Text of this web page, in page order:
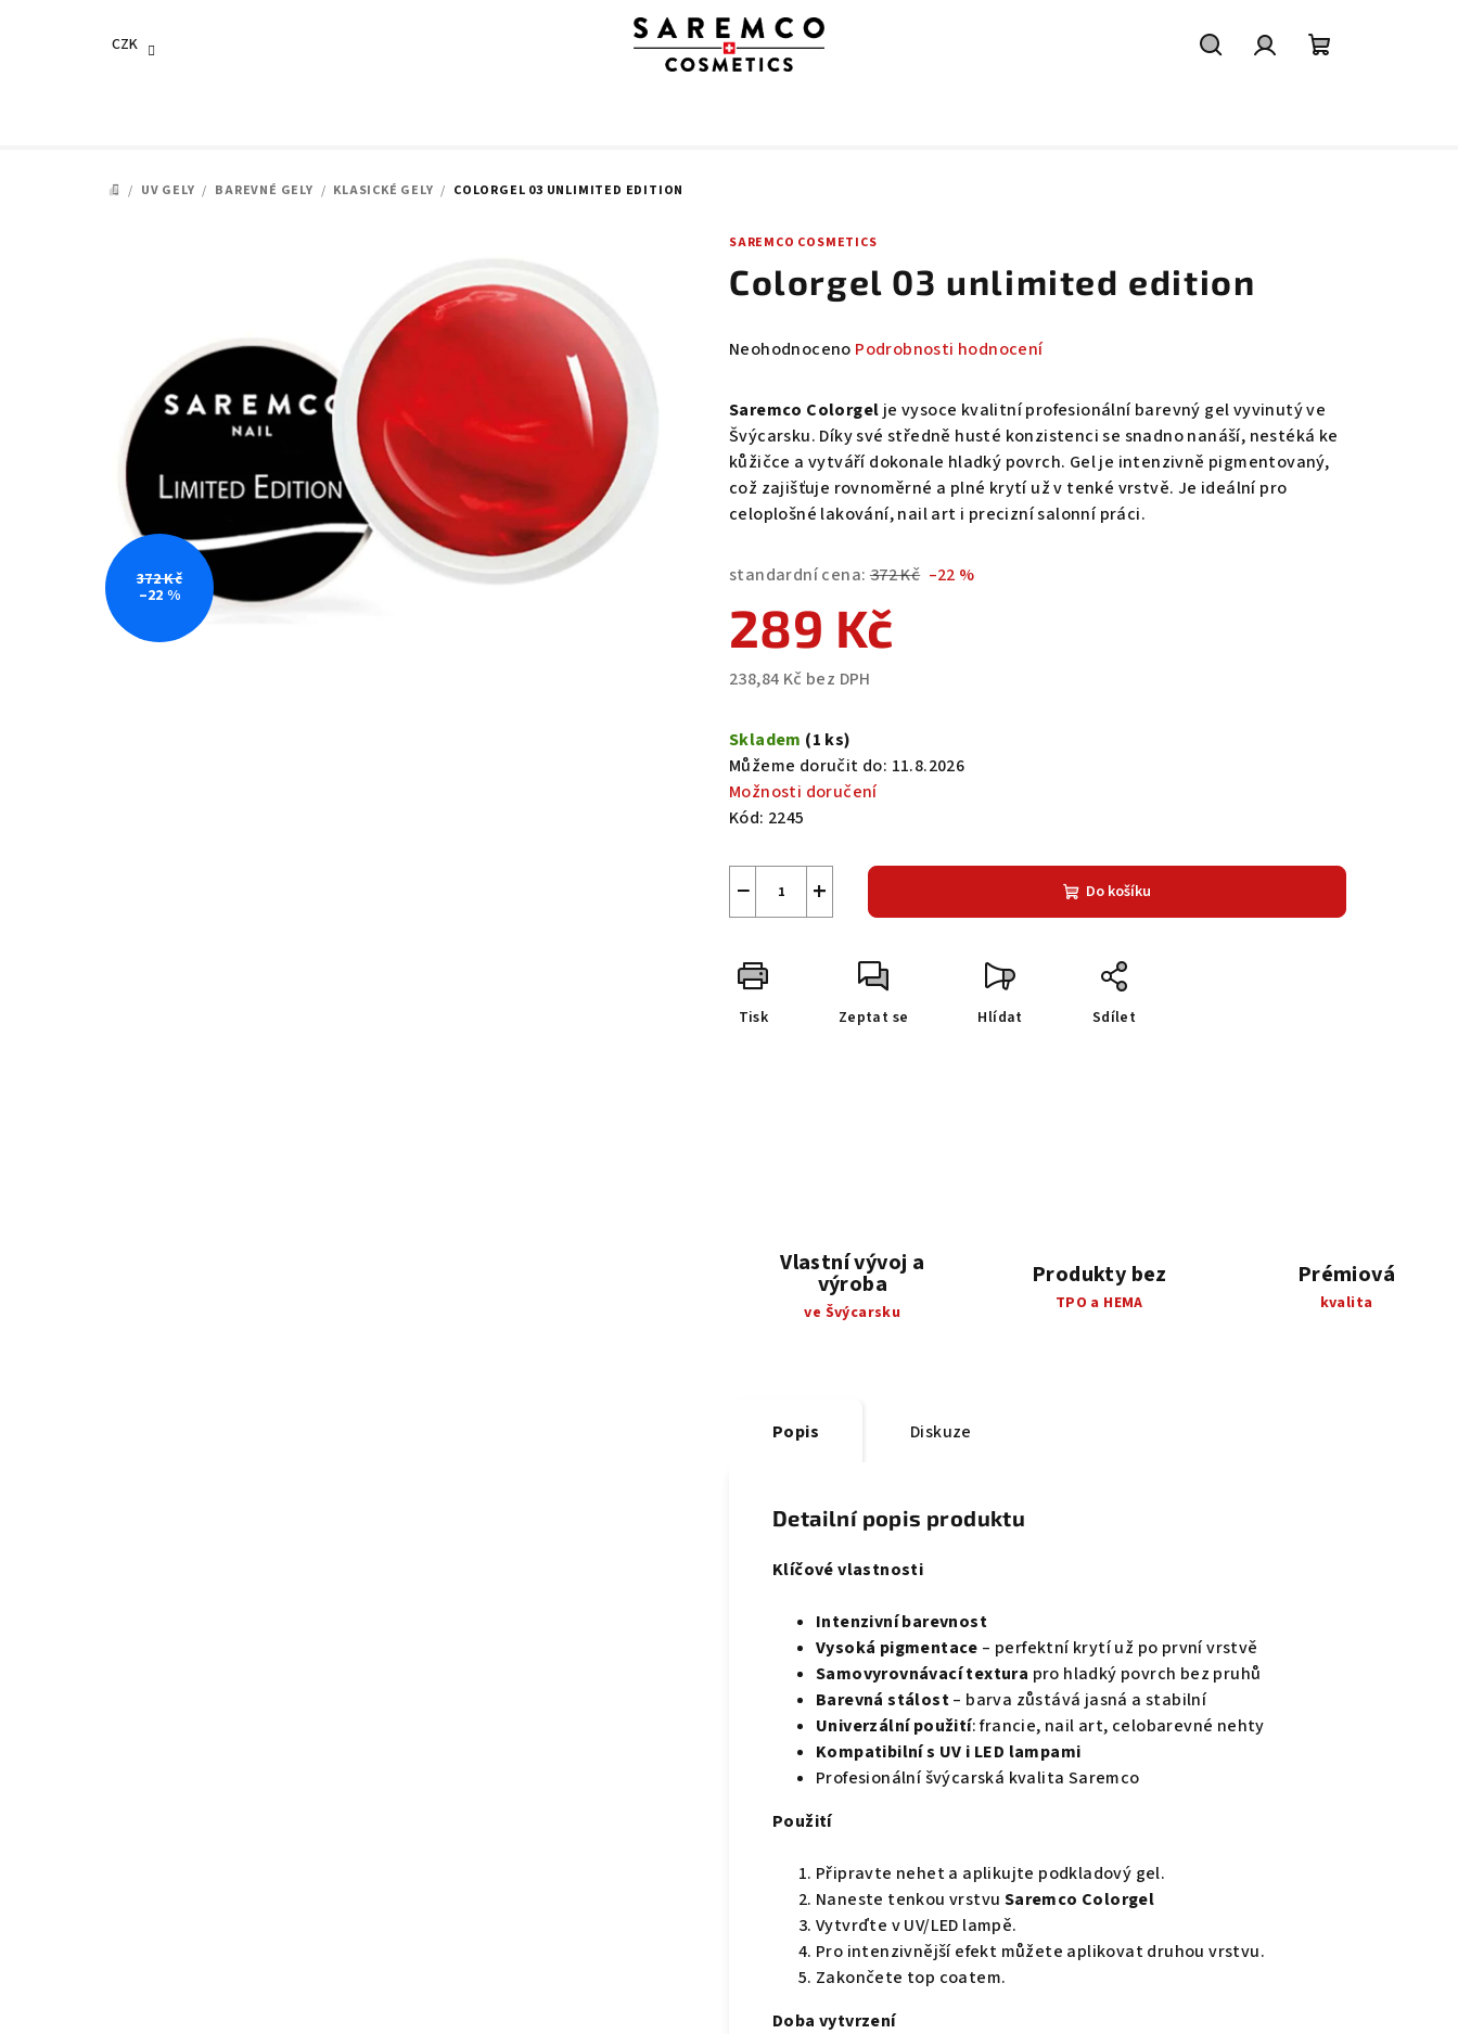
CZK
DOMŮ
/ UV GELY / BAREVNÉ GELY / KLASICKÉ GELY / COLORGEL 03 UNLIMITED EDITION
SAREMCO COSMETICS
Colorgel 03 unlimited edition
Průměrné
produktu
je
0,0
hvězdiček.
Neohodnoceno Podrobnosti hodnocení
Saremco Colorgel je vysoce kvalitní profesionální barevný gel vyvinutý ve
Švýcarsku. Díky své středně husté konzistenci se snadno nanáší, nestéká ke
kůžičce a vytváří dokonale hladký povrch. Gel je intenzivně pigmentovaný,
což zajišťuje rovnoměrné a plné krytí už v tenké vrstvě. Je ideální pro
celoplošné lakování, nail art i precizní salonní práci.
standardní cena: 372 Kč –22 %
289 Kč
238,84 Kč bez DPH
cena:
Skladem (1 ks)
Můžeme doručit do: 11.8.2026
Možnosti doručení
Kód: 2245
+
− Do košíku
Tisk Zeptat se Hlídat Sdílet
372 Kč
–22 %
Vlastní vývoj a
výroba
ve Švýcarsku
Produkty bez
TPO a HEMA
Prémiová
kvalita
Popis Diskuze
Detailní popis produktu
Klíčové vlastnosti
Intenzivní barevnost
Vysoká pigmentace – perfektní krytí už po první vrstvě
Samovyrovnávací textura pro hladký povrch bez pruhů
Barevná stálost– barva zůstává jasná a stabilní
Univerzální použití: francie, nail art, celobarevné nehty
Kompatibilní s UV i LED lampami
Profesionální švýcarská kvalita Saremco
Použití
Připravte nehet a aplikujte podkladový gel.
Naneste tenkou vrstvu Saremco Colorgel
Vytvrďte v UV/LED lampě.
Pro intenzivnější efekt můžete aplikovat druhou vrstvu.
Zakončete top coatem.
Doba vytvrzení